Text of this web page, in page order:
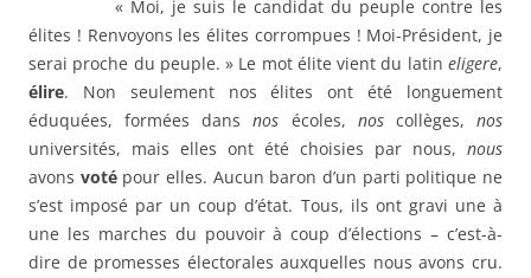
« Moi, je suis le candidat du peuple contre les
élites ! Renvoyons les élites corrompues ! Moi-Président, je
serai proche du peuple. » Le mot élite vient du latin eligere,
élire. Non seulement nos élites ont été longuement
éduquées, formées dansnos écoles, noscollèges,nos
universités, mais elles ont été choisies par nous, nous
avons votépour elles. Aucun baron d’un parti politique ne
s’est imposé par un coup d’état. Tous, ils ont gravi une à
une les marches du pouvoir à coup d’élections – c’est-à-
dire de promesses électorales auxquelles nous avons cru.